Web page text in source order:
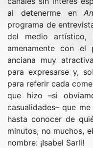
al detenerme en
programa de
del medio artístico,
amenamente con el
anciana muy
para expresarse y,
para referir cada
que hizo –si
casualidades– que
hasta conocer de
minutos, no muchos,
nombre: ¡Isabel Sarli!